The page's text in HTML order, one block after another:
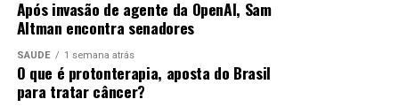
Após invasão de agente da OpenAI, Sam
Altman encontra senadores
SAÚDE 1 semana atrás
O que é protonterapia, aposta do Brasil
para tratar câncer?